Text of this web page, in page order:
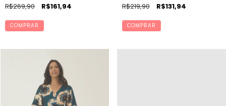
R$269,90 R$161,94
COMPRAR
R$219,90 R$131,94
COMPRAR